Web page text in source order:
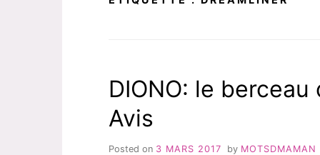
DIONO: le
Avis
Posted on 3 MARS 2017 by MOTSDMAMAN